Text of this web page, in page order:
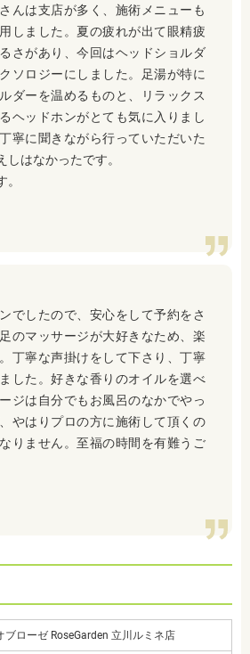
んは支店が多く、 施術メニューも
しました。夏の疲れが出て眼精疲
さがあり、今回はヘッドショルダ
ソロジーにしました。足湯が特に
ダーを温めるものと、リラックス
ヘッドホンがとても気に入りまし
寧に聞きながら行っていただいた
しはなかったです。
でしたので、安心をして予約をさ
のマッサージが大好きなため、楽
丁寧な声掛けをして下さり、丁寧
した。好きな香りのオイルを選べ
ジは自分でもお風呂のなかでやっ
やはりプロの方に施術して頂くの
りません。至福の時間を有難うご
ブローゼ RoseGarden 立川ルミネ店